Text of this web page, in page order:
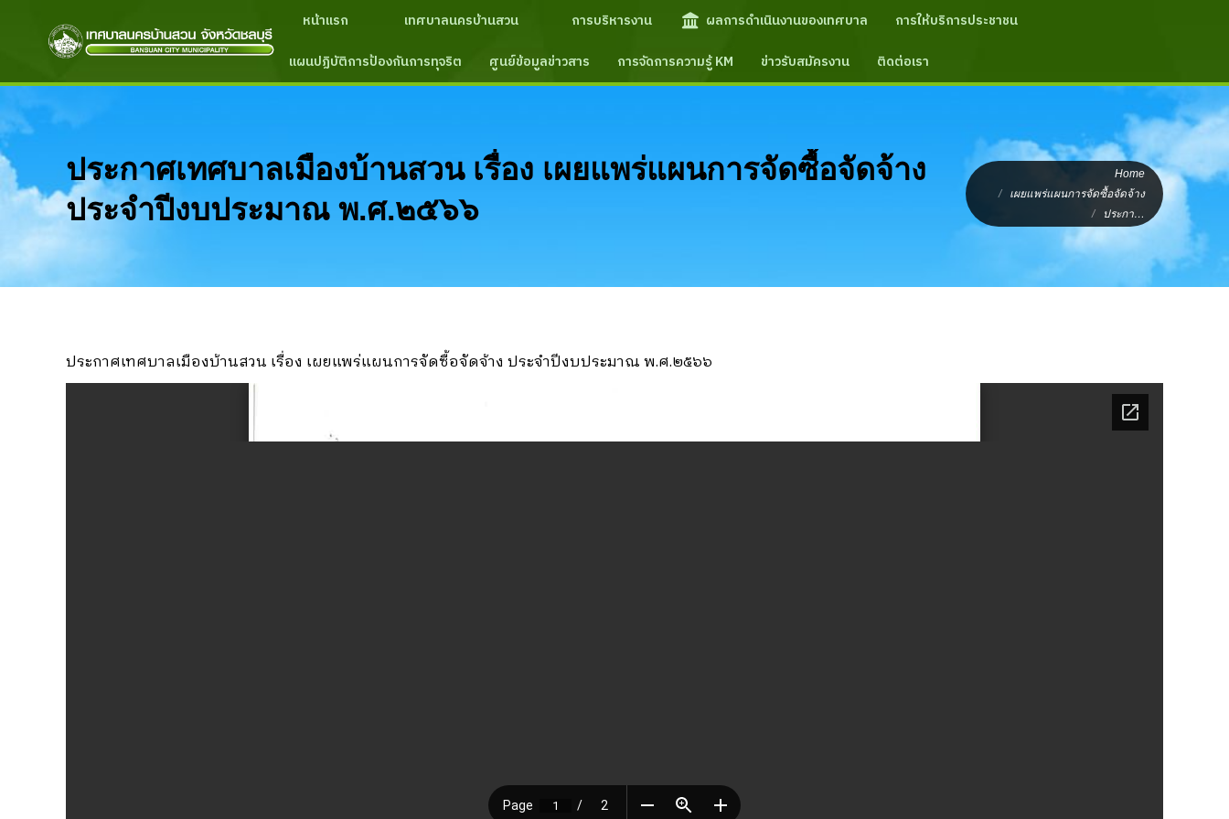
หน้าแรก เทศบาลนครบ้านสวน การบริหารงาน ผลการดำเนินงานของเทศบาล
การให้บริการประชาชน
แผนปฏิบัติการป้องกันการทุจริต
ศูนย์ข้อมูลข่าวสาร การจัดการความรู้ KM ข่าวรับสมัครงาน ติดต่อเรา
ประกาศเทศบาลเมืองบ้านสวน เรื่อง เผยแพร่แผนการจัดซื้อจัดจ้าง
ประจำปีงบประมาณ พ.ศ.๒๕๖๖
You are here:
Home
เผยแพร่แผนการจัดซื้อจัดจ้าง
ประกา…
ประกาศเทศบาลเมืองบ้านสวน เรื่อง เผยแพร่แผนการจัดซื้อจัดจ้าง ประจำปีงบประมาณ พ.ศ.๒๕๖๖